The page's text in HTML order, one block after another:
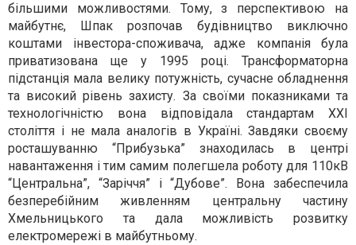
більшими можливостями. Тому, з перспективою на
майбутнє, Шпак розпочав будівництво виключно
коштами інвестора-споживача, адже компанія була
приватизована ще у 1995 році. Трансформаторна
підстанція мала велику потужність, сучасне обладнення
та високий рівень захисту. За своїми показниками та
технологічністю вона відповідала стандартам ХХІ
століття і не мала аналогів в Україні. Завдяки своєму
росташуванню “Прибузька” знаходилась в центрі
навантаження і тим самим полегшела роботу для 110кВ
“Центральна”, “Заріччя” і “Дубове”. Вона забеспечила
безперебійним живленням центральну частину
Хмельницького та дала можливість розвитку
електромережі в майбутньому.